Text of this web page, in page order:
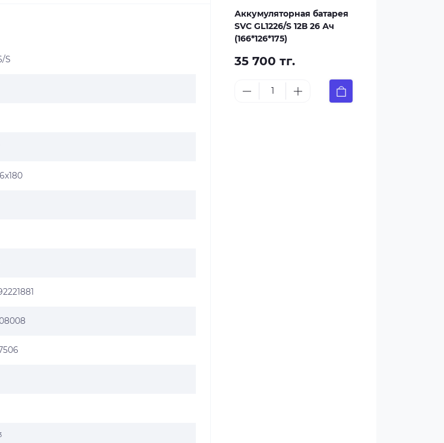
S
Аккумуляторная батарея
SVC GL1226/S 12В 26 Ач
(166*126*175)
35 700 тг.